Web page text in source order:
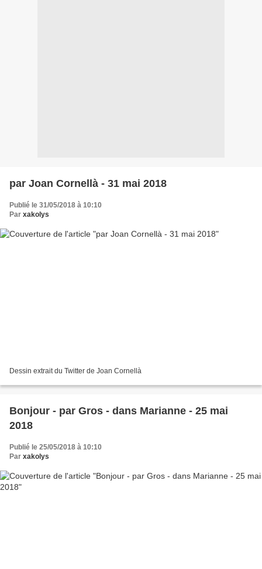
par Joan Cornellà - 31 mai 2018
Publié le 31/05/2018 à 10:10
Par xakolys
Dessin extrait du Twitter de Joan Cornellà
Bonjour - par Gros - dans Marianne - 25 mai
2018
Publié le 25/05/2018 à 10:10
Par xakolys